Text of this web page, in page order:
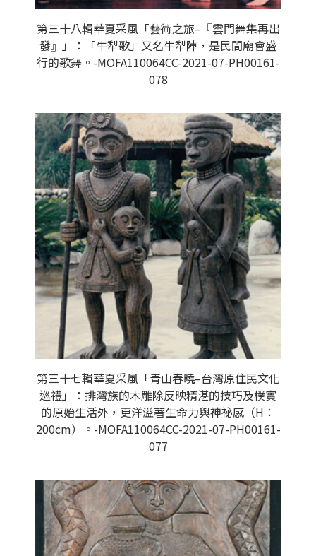
第三十八輯華夏采風「藝術之旅–『雲門舞集再出
發』」：「牛犁歌」又名牛犁陣，是民間廟會盛
行的歌舞。-MOFA110064CC-2021-07-PH00161-
078
第三十七輯華夏采風「青山春曉–台灣原住民文化
巡禮」：排灣族的木雕除反映精湛的技巧及樸實
的原始生活外，更洋溢著生命力與神祕感（H：
200cm）。-MOFA110064CC-2021-07-PH00161-
077